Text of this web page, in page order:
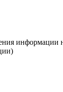
информации